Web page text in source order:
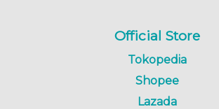
Official Store
Tokopedia
Shopee
Lazada